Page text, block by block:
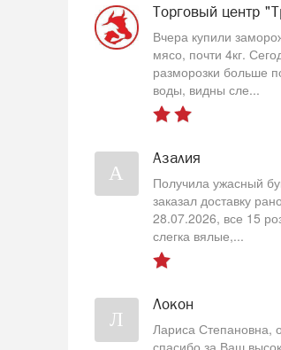
Торговый центр
Вчера купили
мясо, почти 4кг.
разморозки больше
воды, видны сле...
А
Азалия
Получила ужасный
заказал доставку
28.07.2026, все 15
слегка вялые,...
Л
Локон
Лариса Степановна,
спасибо за Ваш